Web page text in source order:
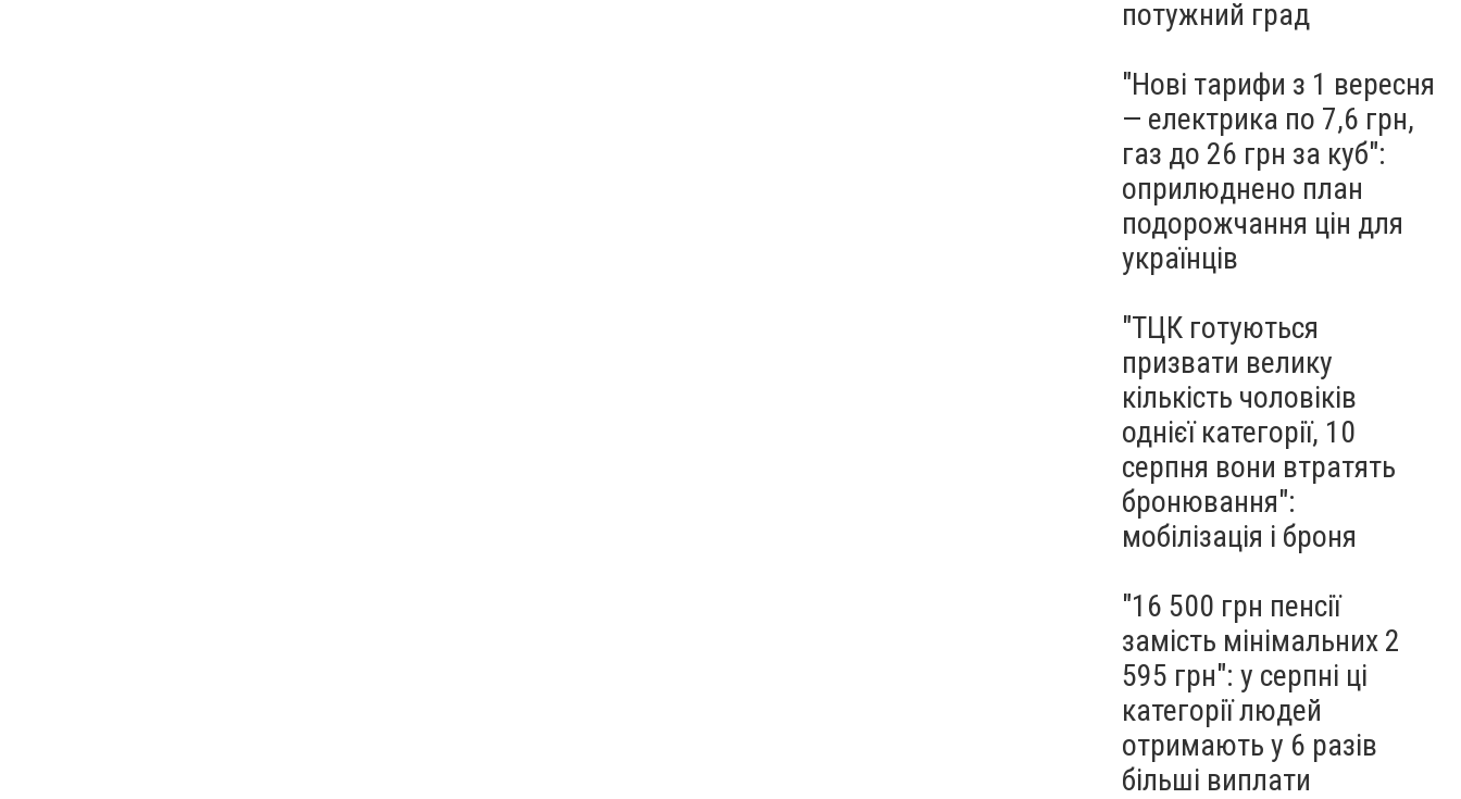
потужний град
"Нові тарифи з 1 вересня
— електрика по 7,6 грн,
газ до 26 грн за куб":
оприлюднено план
подорожчання цін для
українців
"ТЦК готуються
призвати велику
кількість чоловіків
однієї категорії, 10
серпня вони втратять
бронювання":
мобілізація і броня
"16 500 грн пенсії
замість мінімальних 2
595 грн": у серпні ці
категорії людей
отримають у 6 разів
більші виплати